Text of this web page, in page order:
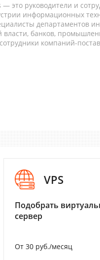
— это руководители и
информационных
департаментов
власти, банков,
компаний-
VPS
Подобрать
сервер
От 30 руб./месяц